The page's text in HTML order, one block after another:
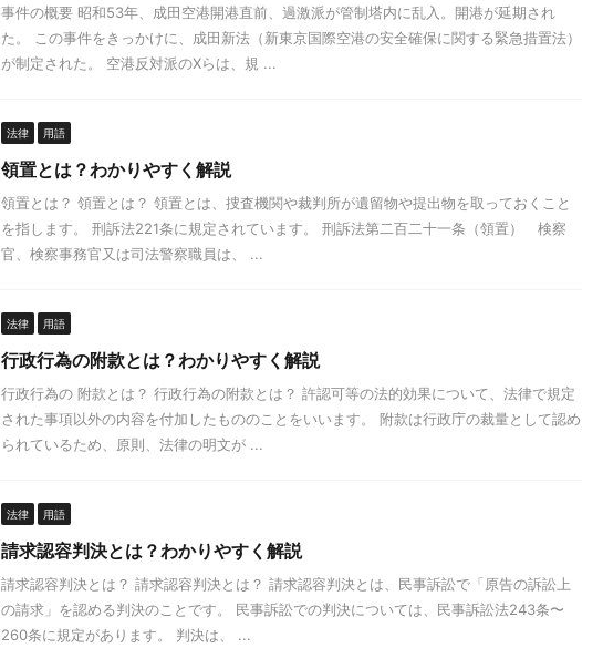
事件の概要 昭和53年、成田空港開港直前、過激派が管制塔内に乱入。開港が延期され
た。 この事件をきっかけに、成田新法（新東京国際空港の安全確保に関する緊急措置法）
が制定された。 空港反対派のXらは、規 ...
法律 用語
領置とは？わかりやすく解説
領置とは？ 領置とは？ 領置とは、捜査機関や裁判所が遺留物や提出物を取っておくこと
を指します。 刑訴法221条に規定されています。 刑訴法第二百二十一条（領置） 検察
官、検察事務官又は司法警察職員は、 ...
法律 用語
行政行為の附款とは？わかりやすく解説
行政行為の 附款とは？ 行政行為の附款とは？ 許認可等の法的効果について、法律で規定
された事項以外の内容を付加したもののことをいいます。 附款は行政庁の裁量として認め
られているため、原則、法律の明文が ...
法律 用語
請求認容判決とは？わかりやすく解説
請求認容判決とは？ 請求認容判決とは？ 請求認容判決とは、民事訴訟で「原告の訴訟上
の請求」を認める判決のことです。 民事訴訟での判決については、民事訴訟法243条〜
260条に規定があります。 判決は、 ...